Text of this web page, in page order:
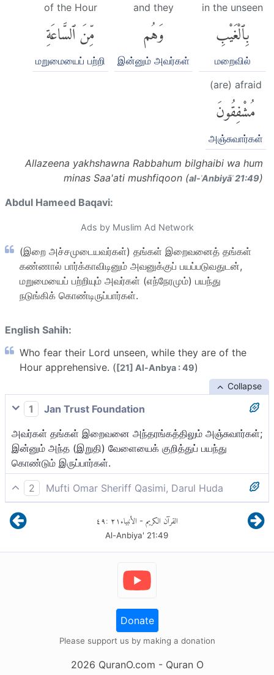
in the unseen
بِٱلْغَيْبِ
மறைவில்
and they
وَهُم
இன்னும் அவர்கள்
of the Hour
مِّنَ ٱلسَّاعَةِ
மறுமையைப் பற்றி
(are) afraid
مُشْفِقُونَ
அஞ்சுவார்கள்
Allazeena yakhshawna Rabbahum bilghaibi wa hum
minas Saa'ati mushfiqoon (al-ʾAnbiyāʾ 21:49)
Abdul Hameed Baqavi:
Ads by Muslim Ad Network
(இறை அச்சமுடையவர்கள்) தங்கள் இறைவனைத் தங்கள்
கண்ணால் பார்க்காவிடினும் அவனுக்குப் பயப்படுவதுடன்,
மறுமையைப் பற்றியும் அவர்கள் (எந்நேரமும்) பயந்து
நடுங்கிக் கொண்டிருப்பார்கள்.
English Sahih:
Who fear their Lord unseen, while they are of the
Hour apprehensive. ([21] Al-Anbya : 49)
Collapse
1
Jan Trust Foundation
அவர்கள் தங்கள் இறைவனை அந்தரங்கத்திலும் அஞ்சுவார்கள்;
இன்னும் அந்த (இறுதி) வேளையைக் குறித்துப் பயந்து
கொண்டும் இருப்பார்கள்.
2
Mufti Omar Sheriff Qasimi, Darul Huda
(அவர்கள்) எ(ப்படிப்பட்ட)வர்கள் என்றால் தங்கள் இறைவனை
மறைவில் (-இவ்வுலக வாழ்க்கையில்) பயப்படுவார்கள். இன்னும்
அவர்கள் மறுமையைப் பற்றி அஞ்சுவார்கள்.
القرآن الكريم - الأنبياء٢١:٤٩
Al-Anbiya' 21:49
Donate
Please support us by making a donation
2026 QuranO.com - Quran O